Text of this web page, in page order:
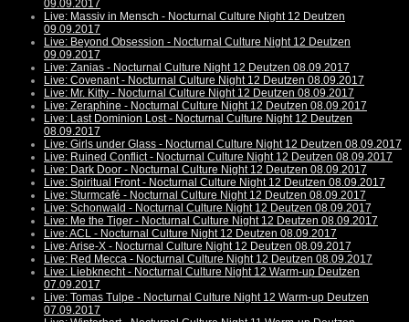
09.09.2017
Live: Massiv in Mensch - Nocturnal Culture Night 12 Deutzen
09.09.2017
Live: Beyond Obsession - Nocturnal Culture Night 12 Deutzen
09.09.2017
Live: Zanias - Nocturnal Culture Night 12 Deutzen 08.09.2017
Live: Covenant - Nocturnal Culture Night 12 Deutzen 08.09.2017
Live: Mr. Kitty - Nocturnal Culture Night 12 Deutzen 08.09.2017
Live: Zeraphine - Nocturnal Culture Night 12 Deutzen 08.09.2017
Live: Last Dominion Lost - Nocturnal Culture Night 12 Deutzen
08.09.2017
Live: Girls under Glass - Nocturnal Culture Night 12 Deutzen 08.09.2017
Live: Ruined Conflict - Nocturnal Culture Night 12 Deutzen 08.09.2017
Live: Dark Door - Nocturnal Culture Night 12 Deutzen 08.09.2017
Live: Spiritual Front - Nocturnal Culture Night 12 Deutzen 08.09.2017
Live: Sturmcafé - Nocturnal Culture Night 12 Deutzen 08.09.2017
Live: Schonwald - Nocturnal Culture Night 12 Deutzen 08.09.2017
Live: Me the Tiger - Nocturnal Culture Night 12 Deutzen 08.09.2017
Live: ACL - Nocturnal Culture Night 12 Deutzen 08.09.2017
Live: Arise-X - Nocturnal Culture Night 12 Deutzen 08.09.2017
Live: Red Mecca - Nocturnal Culture Night 12 Deutzen 08.09.2017
Live: Liebknecht - Nocturnal Culture Night 12 Warm-up Deutzen
07.09.2017
Live: Tomas Tulpe - Nocturnal Culture Night 12 Warm-up Deutzen
07.09.2017